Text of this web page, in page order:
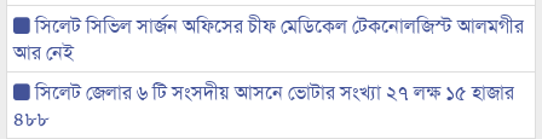
সিলেট সিভিল সার্জন অফিসের চীফ মেডিকেল টেকনোলজিস্ট আলমগীর
আর নেই
সিলেট জেলার ৬ টি সংসদীয় আসনে ভোটার সংখ্যা ২৭ লক্ষ ১৫ হাজার
৪৮৮